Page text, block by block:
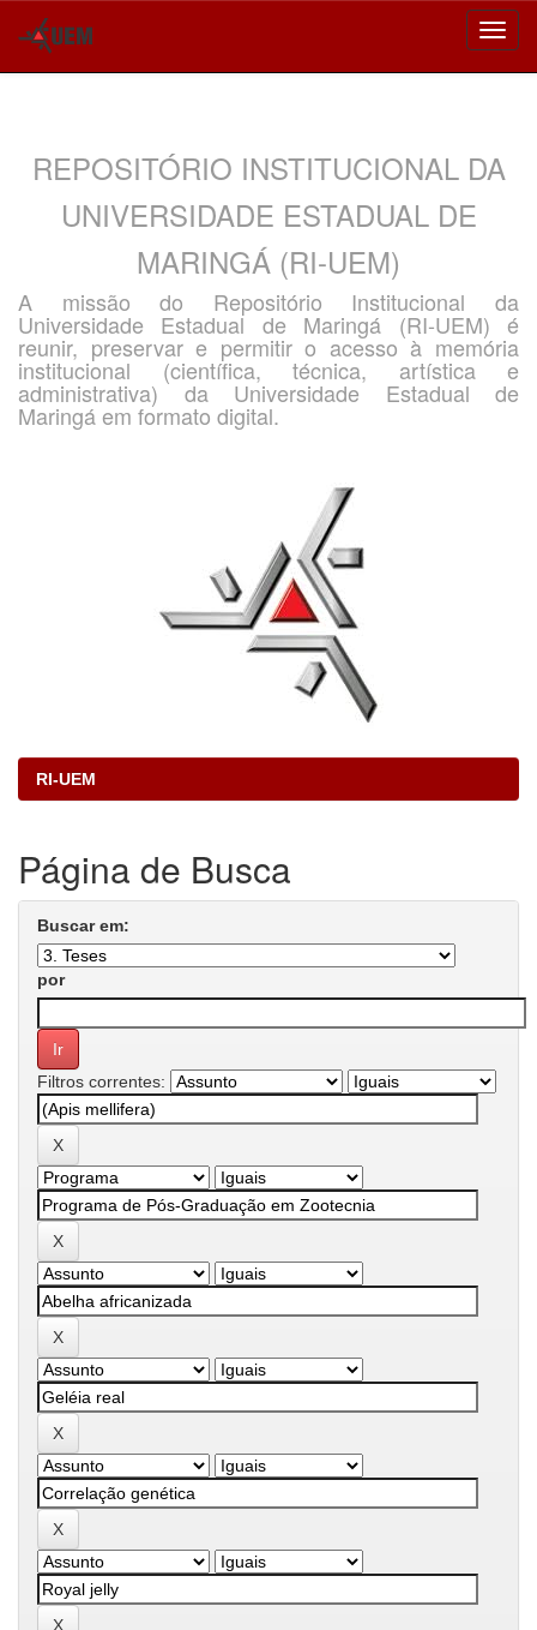
REPOSITÓRIO INSTITUCIONAL DA
UNIVERSIDADE ESTADUAL DE
MARINGÁ (RI-UEM)
A missão do Repositório Institucional da
Universidade Estadual de Maringá (RI-UEM) é
reunir, preservar e permitir o acesso à memória
institucional (científica, técnica, artística e
administrativa) da Universidade Estadual de
Maringá em formato digital.
RI-UEM
Página de Busca
Buscar em:
por
Filtros correntes: